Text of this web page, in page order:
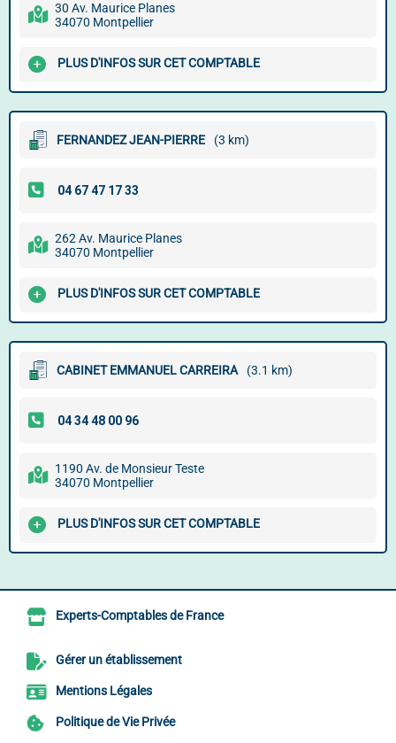
30 Av. Maurice Planes
34070 Montpellier
PLUS D'INFOS SUR CET COMPTABLE
FERNANDEZ JEAN-PIERRE (3 km)
262 Av. Maurice Planes
34070 Montpellier
PLUS D'INFOS SUR CET COMPTABLE
CABINET EMMANUEL CARREIRA (3.1 km)
1190 Av. de Monsieur Teste
34070 Montpellier
PLUS D'INFOS SUR CET COMPTABLE
Experts-Comptables de France
Gérer un établissement
Mentions Légales
Politique de Vie Privée